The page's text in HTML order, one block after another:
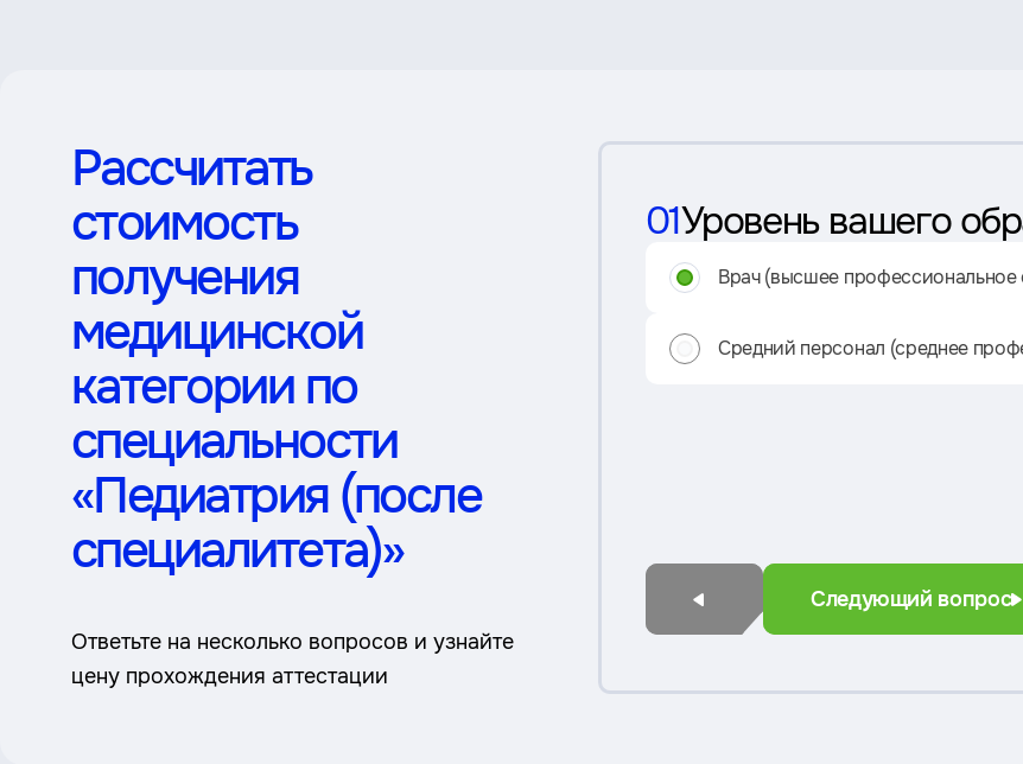
Рассчитать
стоимость
получения
медицинской
категории по
специальности
«Педиатрия (после
специалитета)»
Ответьте на несколько вопросов и узнайте
цену прохождения аттестации
01Уровень вашего
Врач (высшее профессиональное
Средний персонал (среднее
Следующий вопрос